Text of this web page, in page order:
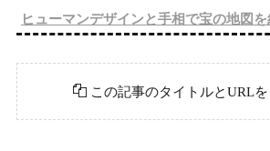
ヒューマンデザインと手相で宝の地図
この記事のタイトルとURLを